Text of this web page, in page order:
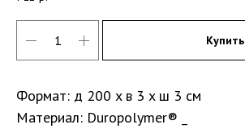
Купить
Формат: д 200 x в 3 x ш 3 см
Материал: Duropolymer® _